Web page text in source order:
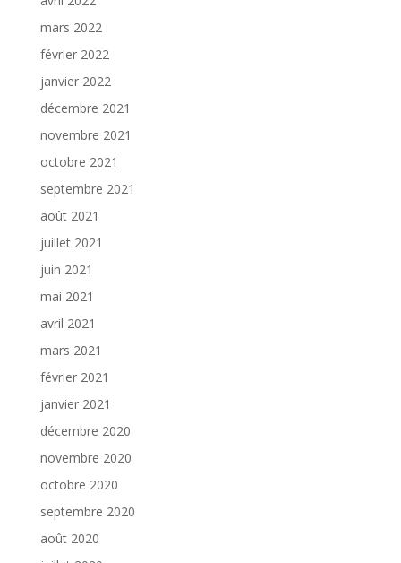
mars 2022
février 2022
janvier 2022
décembre 2021
novembre 2021
octobre 2021
septembre 2021
août 2021
juillet 2021
juin 2021
mai 2021
avril 2021
mars 2021
février 2021
janvier 2021
décembre 2020
novembre 2020
octobre 2020
septembre 2020
août 2020